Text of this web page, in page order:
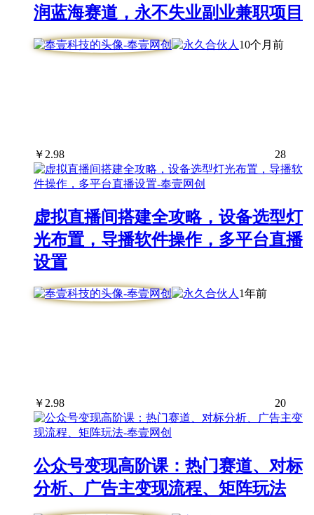
润蓝海赛道，永不失业副业兼职项目
10个月前
￥ 2.98 28
虚拟直播间搭建全攻略，设备选型灯
光布置，导播软件操作，多平台直播
设置
1年前
￥2.98 20
公众号变现高阶课：热门赛道、对标
分析、广告主变现流程、矩阵玩法